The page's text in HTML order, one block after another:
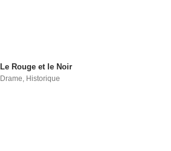
Le Rouge et le Noir
Drame, Historique